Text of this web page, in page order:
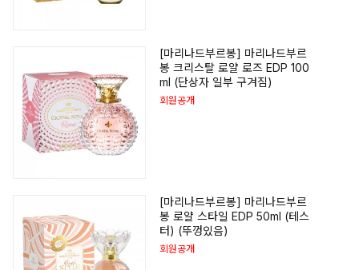
[마리나드부르봉] 마리나드부르
봉 크리스탈 로얄 로즈 EDP 100
ml (단상자 일부 구겨짐)
회원공개
[마리나드부르봉] 마리나드부르
봉 로얄 스타일 EDP 50ml (테스
터) (뚜껑있음)
회원공개